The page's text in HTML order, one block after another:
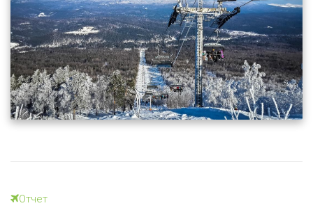
Отчет